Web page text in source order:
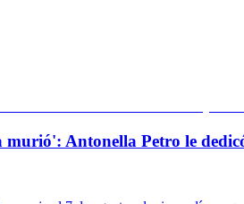
murió': Antonella Petro le